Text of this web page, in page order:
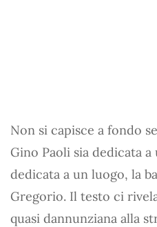
Non si capisce a fondo
Gino Paoli sia dedicata
dedicata a un luogo, la
Gregorio. Il testo ci
quasi dannunziana alla